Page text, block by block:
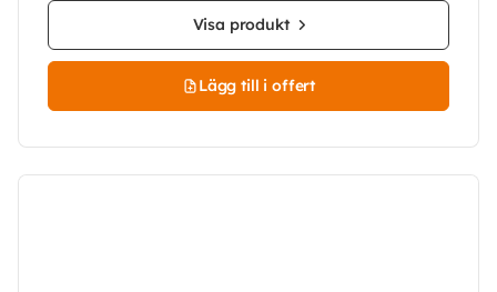
Visa produkt
Lägg till i offert